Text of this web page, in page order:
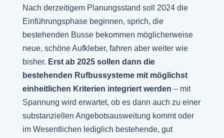
Nach derzeitigem Planungsstand soll 2024 die
Einführungsphase beginnen, sprich, die
bestehenden Busse bekommen möglicherweise
neue, schöne Aufkleber, fahren aber weiter wie
bisher. Erst ab 2025 sollen dann die
bestehenden Rufbussysteme mit möglichst
einheitlichen Kriterien integriert werden – mit
Spannung wird erwartet, ob es dann auch zu einer
substanziellen Angebotsausweitung kommt oder
im Wesentlichen lediglich bestehende, gut